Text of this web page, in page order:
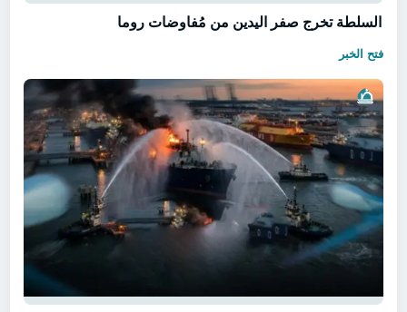
السلطة تخرج صفر اليدين من مُفاوضات روما
فتح الخبر